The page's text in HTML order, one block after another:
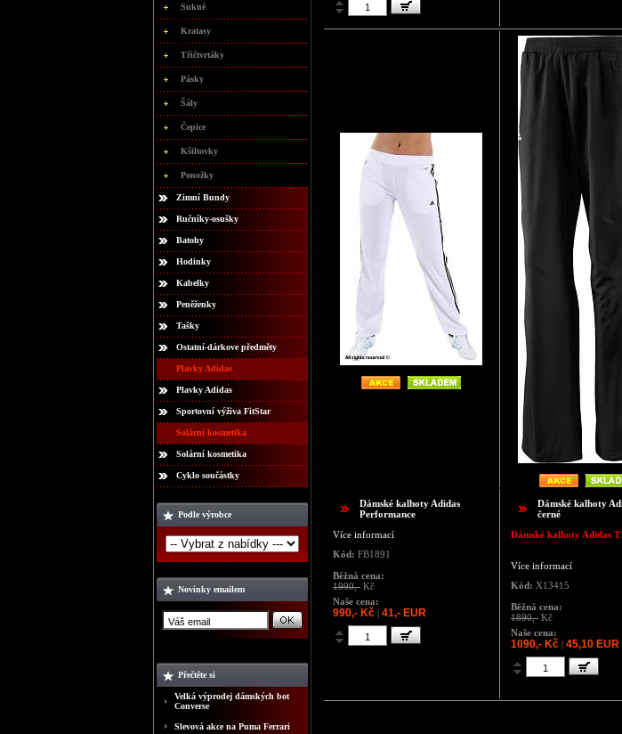
Sukně
Kratasy
Třičtvrtáky
Pásky
Šály
Čepice
Kšiltovky
Ponožky
Zimní Bundy
Ručníky-osušky
Batohy
Hodinky
Kabelky
Peněženky
Tašky
Ostatní-dárkove předměty
Plavky Adidas
Plavky Adidas
Sportovní výživa FitStar
Solární kosmetika
Solární kosmetika
Cyklo součástky
Podle výrobce
Novinky emailem
Přečtěte si
Velká výprodej dámských bot
Converse
Slevová akce na Puma Ferrari
Dámské kalhoty Adidas
Performance
Více informací
Kód: FB1891
Běžná cena:
1990,- Kč
Naše cena:
990,- Kč | 41,- EUR
Dámské kalhoty
černé
Dámské kalhoty Adidas
Více informací
Kód: X13415
Běžná cena:
1890,- Kč
Naše cena:
1090,- Kč | 45,10 EUR